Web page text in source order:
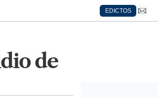
EDICTOS
de